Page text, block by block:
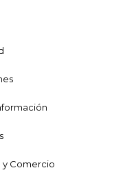
y Comercio